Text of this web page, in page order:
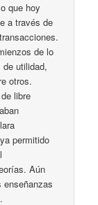
que hoy
a través de
de lo
utilidad,
otros.
libre
permitido
Aún